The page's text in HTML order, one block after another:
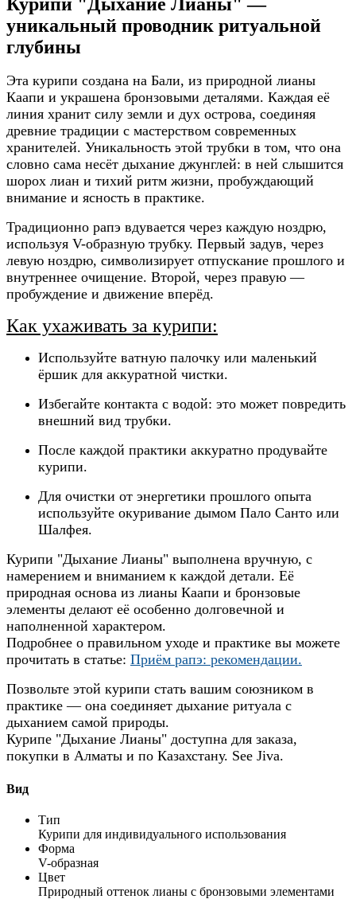
уникальный проводник ритуальной
глубины
Эта курипи создана на Бали, из природной лианы
Каапи и украшена бронзовыми деталями. Каждая её
линия хранит силу земли и дух острова, соединяя
древние традиции с мастерством современных
хранителей. Уникальность этой трубки в том, что она
словно сама несёт дыхание джунглей: в ней слышится
шорох лиан и тихий ритм жизни, пробуждающий
внимание и ясность в практике.
Традиционно рапэ вдувается через каждую ноздрю,
используя V-образную трубку. Первый задув, через
левую ноздрю, символизирует отпускание прошлого и
внутреннее очищение. Второй, через правую —
пробуждение и движение вперёд.
Как ухаживать за курипи:
Используйте ватную палочку или маленький
ёршик для аккуратной чистки.
Избегайте контакта с водой: это может повредить
внешний вид трубки.
После каждой практики аккуратно продувайте
курипи.
Для очистки от энергетики прошлого опыта
используйте окуривание дымом Пало Санто или
Шалфея.
Курипи "Дыхание Лианы" выполнена вручную, с
намерением и вниманием к каждой детали. Её
природная основа из лианы Каапи и бронзовые
элементы делают её особенно долговечной и
наполненной характером.
Подробнее о правильном уходе и практике вы можете
прочитать в статье: Приём рапэ: рекомендации.
Позвольте этой курипи стать вашим союзником в
практике — она соединяет дыхание ритуала с
дыханием самой природы.
Курипе "Дыхание Лианы" доступна для заказа,
покупки в Алматы и по Казахстану. See Jiva.
Вид
Тип
Курипи для индивидуального использования
Форма
V-образная
Цвет
Природный оттенок лианы с бронзовыми элементами